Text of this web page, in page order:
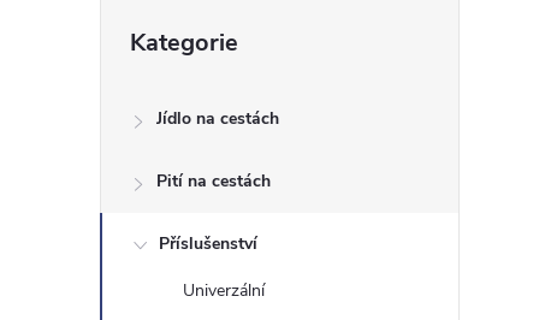
t
kategorie
Kategorie
Jídlo na cestách
Pití na cestách
Příslušenství
Univerzální